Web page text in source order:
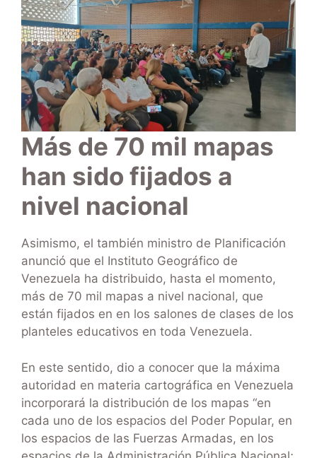
Más de 70 mil mapas
han sido fijados a
nivel nacional
Asimismo, el también ministro de Planificación
anunció que el Instituto Geográfico de
Venezuela ha distribuido, hasta el momento,
más de 70 mil mapas a nivel nacional, que
están fijados en en los salones de clases de los
planteles educativos en toda Venezuela.
En este sentido, dio a conocer que la máxima
autoridad en materia cartográfica en Venezuela
incorporará la distribución de los mapas “en
cada uno de los espacios del Poder Popular, en
los espacios de las Fuerzas Armadas, en los